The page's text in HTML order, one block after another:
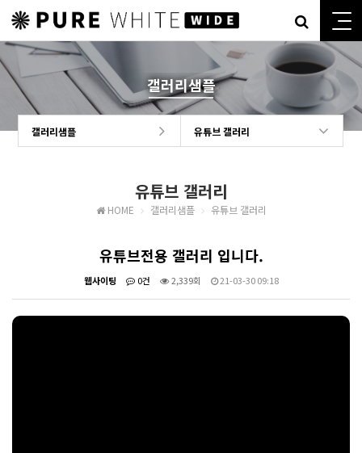
갤러리샘플
갤러리샘플 유튜브 갤러리
유튜브 갤러리
HOME 갤러리샘플 유튜브 갤러리
유튜브전용 갤러리 입니다.
웹사이팅 0건 2,339회 21-03-30 09:18